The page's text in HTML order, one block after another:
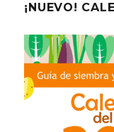
¡NUEVO!